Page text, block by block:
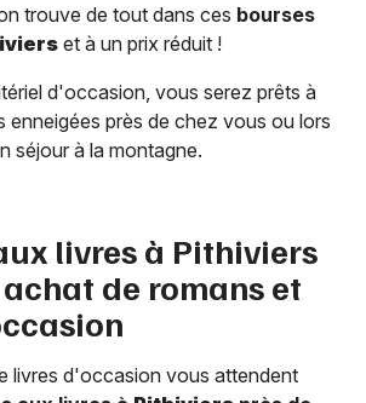
trouve de tout dans ces bourses
et à un prix réduit !
d'occasion, vous serez prêts à
enneigées près de chez vous ou lors
séjour à la montagne.
livres à Pithiviers
de romans et
livres d'occasion vous attendent